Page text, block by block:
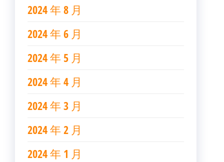
2024 年 8 月
2024 年 6 月
2024 年 5 月
2024 年 4 月
2024 年 3 月
2024 年 2 月
2024 年 1 月